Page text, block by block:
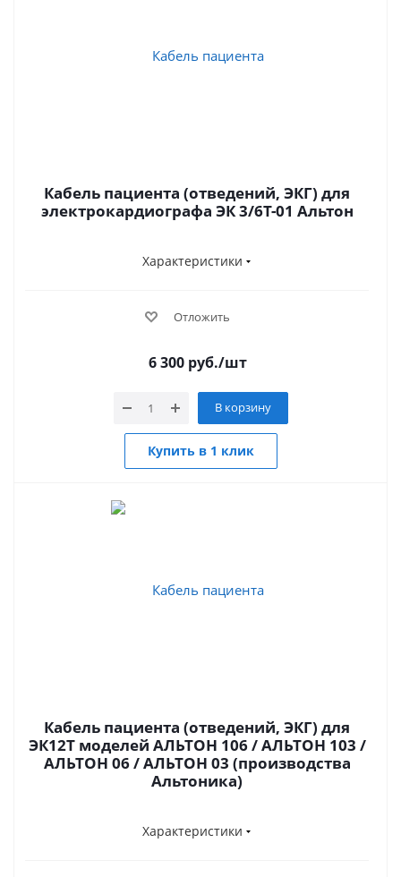
Кабель пациента (отведений, ЭКГ) для
электрокардиографа ЭК 3/6Т-01 Альтон
Характеристики
Отложить
6 300руб./шт
В корзину
Купить в 1 клик
Кабель пациента (отведений, ЭКГ) для
ЭК12Т моделей АЛЬТОН 106 / АЛЬТОН 103 /
АЛЬТОН 06 / АЛЬТОН 03 (производства
Альтоника)
Характеристики